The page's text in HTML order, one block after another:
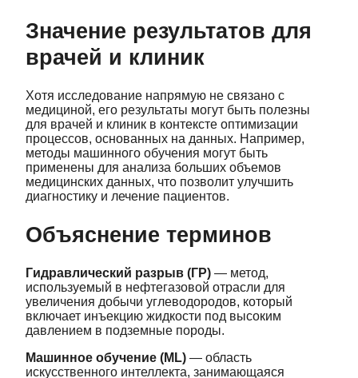
Значение результатов для
врачей и клиник
Хотя исследование напрямую не связано с
медициной, его результаты могут быть полезны
для врачей и клиник в контексте оптимизации
процессов, основанных на данных. Например,
методы машинного обучения могут быть
применены для анализа больших объемов
медицинских данных, что позволит улучшить
диагностику и лечение пациентов.
Объяснение терминов
Гидравлический разрыв (ГР) — метод,
используемый в нефтегазовой отрасли для
увеличения добычи углеводородов, который
включает инъекцию жидкости под высоким
давлением в подземные породы.
Машинное обучение (ML) — область
искусственного интеллекта, занимающаяся